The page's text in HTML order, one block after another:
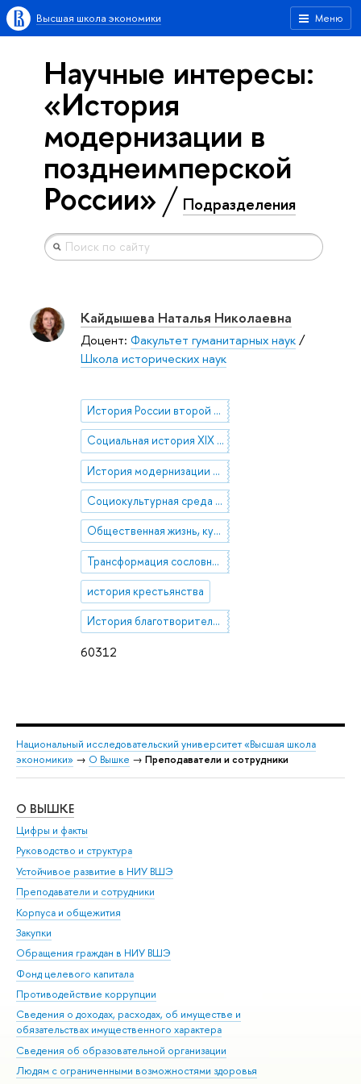
Меню
Высшая школа экономики
Научные интересы:
«История
модернизации в
позднеимперской
России» Подразделения
60312
Кайдышева Наталья Николаевна
Доцент: Факультет гуманитарных наук/
Школа исторических наук
История России второй половины XIX - начала XX в.
Социальная история XIX - XX вв.
История модернизации в позднеимперской России
Социокультурная среда заводских и сельских поселений в пореформенный период
Общественная жизнь, культурные и повседневные практики населения пореформенной России
Трансформация сословной структуры российского общества в пореформенный период
история крестьянства
История благотворительности
Национальный исследовательский университет «Высшая школа
экономики» → О Вышке → Преподаватели и сотрудники
О ВЫШКЕ
Цифры и факты
Руководство и структура
Устойчивое развитие в НИУ ВШЭ
Преподаватели и сотрудники
Корпуса и общежития
Закупки
Обращения граждан в НИУ ВШЭ
Фонд целевого капитала
Противодействие коррупции
Сведения о доходах, расходах, об имуществе и
обязательствах имущественного характера
Сведения об образовательной организации
Людям с ограниченными возможностями здоровья